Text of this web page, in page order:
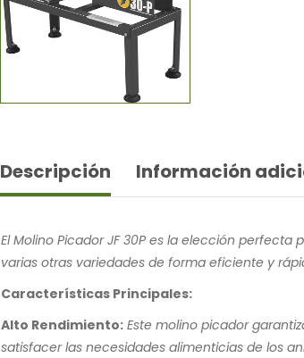
Descripción Información
El Molino Picador JF 30P es la elección
varias otras variedades de forma eficiente y
Características Principales:
Alto Rendimiento: Este molino picador
satisfacer las necesidades alimenticias de los